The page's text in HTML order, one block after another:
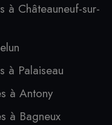
à Châteauneuf-sur-
à Palaiseau
à Antony
à Bagneux